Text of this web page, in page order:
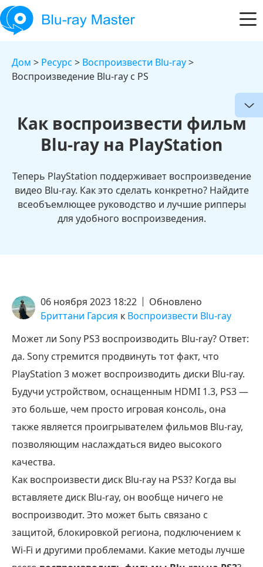
Дом > Ресурс > Воспроизвести Blu-ray>
Воспроизведение Blu-ray с PS
Как воспроизвести фильм
Blu-ray на PlayStation
Теперь PlayStation поддерживает воспроизведение
видео Blu-ray. Как это сделать конкретно? Найдите
всеобъемлющее руководство и лучшие рипперы
для удобного воспроизведения.
06 ноября 2023 18:22
Обновлено
Бриттани Гарсия к Воспроизвести Blu-ray
Может ли Sony PS3 воспроизводить Blu-ray? Ответ:
да. Sony стремится продвинуть тот факт, что
PlayStation 3 может воспроизводить диски Blu-ray.
Будучи устройством, оснащенным HDMI 1.3, PS3 —
это больше, чем просто игровая консоль, она
также является проигрывателем фильмов Blu-ray,
позволяющим наслаждаться видео высокого
качества.
Как воспроизвести диск Blu-ray на PS3? Когда вы
вставляете диск Blu-ray, он вообще ничего не
воспроизводит. Это может быть связано с
защитой, блокировкой региона, подключением к
Wi-Fi и другими проблемами. Какие методы лучше